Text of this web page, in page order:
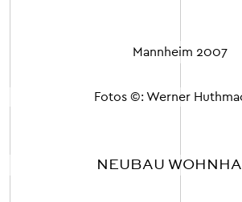
Mannheim 2007
Fotos ©: Werner
NEUBAU